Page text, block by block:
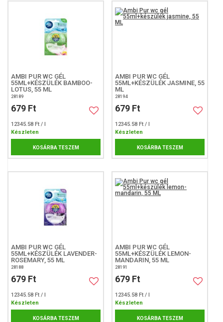
AMBI PUR WC GÉL
55ML+KÉSZÜLÉK BAMBOO-
LOTUS, 55 ML
28189
679 Ft
12345.58 Ft / l
Készleten
KOSÁRBA TESZEM
AMBI PUR WC GÉL
55ML+KÉSZÜLÉK JASMINE, 55
ML
28194
679 Ft
12345.58 Ft / l
Készleten
KOSÁRBA TESZEM
AMBI PUR WC GÉL
55ML+KÉSZÜLÉK LAVENDER-
ROSEMARY, 55 ML
28188
679 Ft
12345.58 Ft / l
Készleten
KOSÁRBA TESZEM
AMBI PUR WC GÉL
55ML+KÉSZÜLÉK LEMON-
MANDARIN, 55 ML
28191
679 Ft
12345.58 Ft / l
Készleten
KOSÁRBA TESZEM